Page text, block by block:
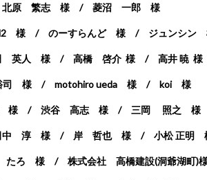
北原 繁志 様 / 菱沼 一郎 様
様 / のーすらんど 様 / ジュンシン
英人 様 / 高橋 啓介 様 / 高井 暁 様
司 様 / motohiro ueda 様 / koi 様
様 / 渋谷 高志 様 / 三岡 照之 様
淳 様 / 岸 哲也 様 / 小松 正明
様 / 株式会社 高橋建設(洞爺湖町)